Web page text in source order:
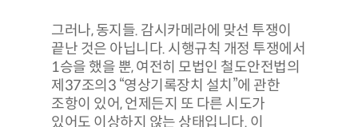
그러나, 동지들. 감시카메라에 맞선 투쟁이
끝난 것은 아닙니다. 시행규칙 개정 투쟁에서
1승을 했을 뿐, 여전히 모법인 철도안전법의
제37조의3 “영상기록장치 설치”에 관한
조항이 있어, 언제든지 또 다른 시도가
있어도 이상하지 않는 상태입니다. 이